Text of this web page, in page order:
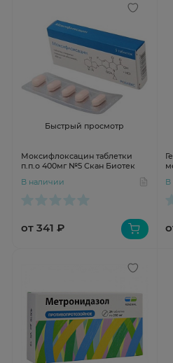
Быстрый просмотр
Моксифлоксацин таблетки
п.п.о 400мг №5 Скан Биотек
В наличии
от 341 ₽
В